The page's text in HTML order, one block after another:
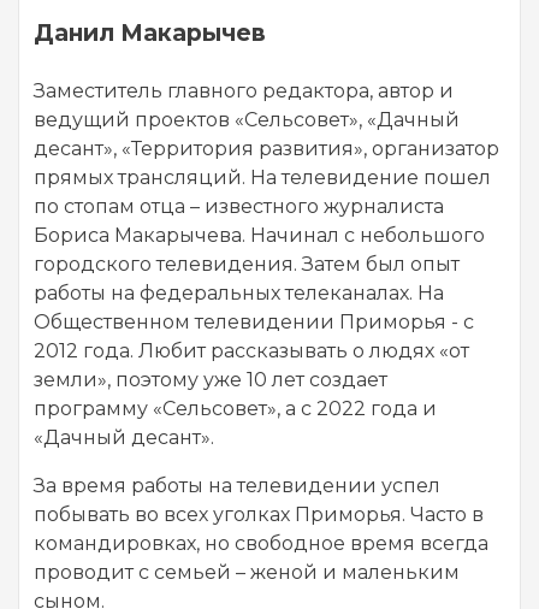
Данил Макарычев
Заместитель главного редактора, автор и
ведущий проектов «Сельсовет», «Дачный
десант», «Территория развития», организатор
прямых трансляций. На телевидение пошел
по стопам отца – известного журналиста
Бориса Макарычева. Начинал с небольшого
городского телевидения. Затем был опыт
работы на федеральных телеканалах. На
Общественном телевидении Приморья - с
2012 года. Любит рассказывать о людях «от
земли», поэтому уже 10 лет создает
программу «Сельсовет», а с 2022 года и
«Дачный десант».
За время работы на телевидении успел
побывать во всех уголках Приморья. Часто в
командировках, но свободное время всегда
проводит с семьей – женой и маленьким
сыном.